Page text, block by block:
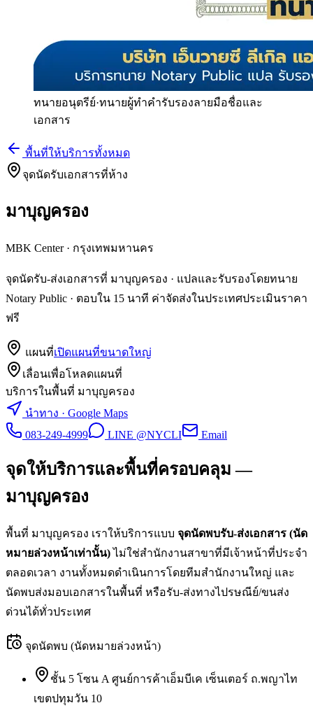
ทนายอนุตรีย์·ทนายผู้ทำคำรับรองลายมือชื่อและ
เอกสาร
พื้นที่ให้บริการทั้งหมด
จุดนัดรับเอกสารที่ห้าง
มาบุญครอง
MBK Center· กรุงเทพมหานคร
จุดนัดรับ-ส่งเอกสารที่ มาบุญครอง · แปลและรับรองโดยทนาย
Notary Public · ตอบใน 15 นาที ค่าจัดส่งในประเทศประเมินราคา
ฟรี
แผนที่เปิดแผนที่ขนาดใหญ่
เลื่อนเพื่อโหลดแผนที่
บริการในพื้นที่ มาบุญครอง
นำทาง · Google Maps
083-249-4999
LINE @NYCLI Email
จุดให้บริการและพื้นที่ครอบคลุม —
มาบุญครอง
พื้นที่ มาบุญครอง เราให้บริการแบบ จุดนัดพบรับ-ส่งเอกสาร (นัด
หมายล่วงหน้าเท่านั้น) ไม่ใช่สำนักงานสาขาที่มีเจ้าหน้าที่ประจำ
ตลอดเวลา งานทั้งหมดดำเนินการโดยทีมสำนักงานใหญ่ และ
นัดพบส่งมอบเอกสารในพื้นที่ หรือรับ-ส่งทางไปรษณีย์/ขนส่ง
ด่วนได้ทั่วประเทศ
จุดนัดพบ (นัดหมายล่วงหน้า)
ชั้น 5 โซน A ศูนย์การค้าเอ็มบีเค เซ็นเตอร์ ถ.พญาไท
เขตปทุมวัน 10